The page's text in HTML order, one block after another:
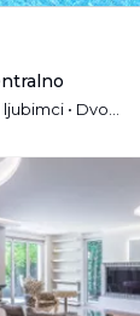
Agencija • Dozvoljeni kućni ljubimci • Dvoetažna • Podrum • Tavan • Garaža i parking • Useljivo